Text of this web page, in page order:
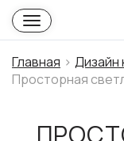
Главная
Дизайн
Просторная